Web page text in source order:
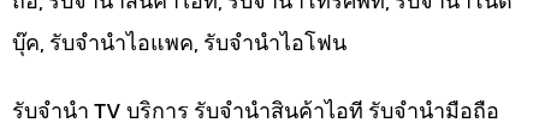
บุ๊ค, รับจำนำไอแพค, รับจำนำไอโฟน
รับจำนำ TV บริการ รับจำนำสินค้าไอที รับจำนำมือถือ